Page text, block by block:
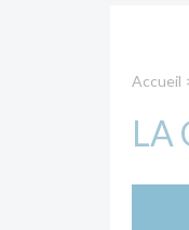
Accueil
LA